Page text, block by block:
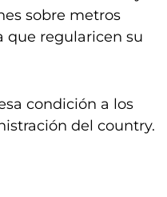
sobre metros
que regularicen su
condición a los
del country.